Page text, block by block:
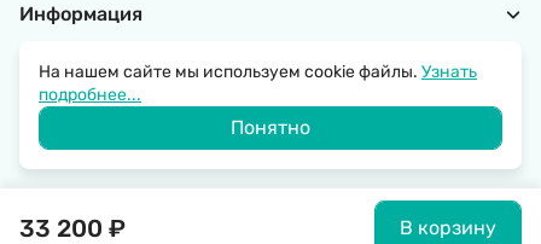
33 200 ₽ В корзину
Информация
© 2026 SantechRussia.
Политика обработки персональных данных
На нашем сайте мы используем cookie файлы. Узнать
подробнее...
Понятно